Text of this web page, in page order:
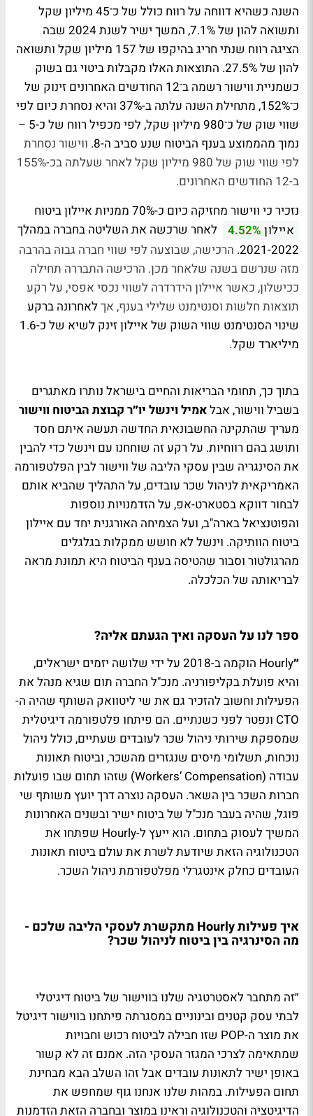
השנה כשהיא דווחה על רווח כולל של כ־45 מיליון שקל
ותשואה להון של 7.1%, המשך ישיר לשנת 2024 שבה
הציגה רווח שנתי חריג בהיקפו של 157 מיליון שקל ותשואה
להון של 27.5%. התוצאות האלו מקבלות ביטוי גם בשוק
כשמניית ווישור רשמה ב־12 החודשים האחרונים זינוק של
כ־152%, מתחילת השנה עלתה ב-37% והיא נסחרת כיום לפי
שווי שוק של כ־980 מיליון שקל, לפי מכפיל רווח של כ-5 –
נמוך מהממוצע בענף הביטוח שנע סביב ה-8.
ווישור נסחרת
לפי שווי שוק של 980 מיליון שקל לאחר שעלתה בכ-155%
ב-12 החודשים האחרונים.
נזכיר כי ווישור מחזיקה כיום כ-70% ממניות איילון ביטוח
איילון 4.52% לאחר שרכשה את השליטה בחברה במהלך
2021-2022. הרכישה, שבוצעה לפי שווי חברה גבוה בהרבה
מזה שנרשם בשנה שלאחר מכן. הרכישה התבררה תחילה
ככישלון, כאשר איילון הידרדרה לשווי נכסי אפסי, על רקע
תוצאות חלשות וסנטימנט שלילי בענף, אךלאחרונה ברקע
שינוי הסנטימנט שווי השוק של איילון זינק לשיא של כ-1.6
מיליארד שקל.
בתוך כך, תחומי הבריאות והחיים בישראל נותרו מאתגרים
בשביל ווישור, אבלאמיל וינשל יו״ר קבוצת הביטוח ווישור
מעריך שהתקינה החשבונאית החדשה תעשה איתם חסד
ותושג בהם רווחיות. על רקע זה שוחחנו עם וינשל כדי להבין
את הסינגריה שבין עסקי הליבה של ווישור לבין הפלטפורמה
האמריקאית לניהול שכר עובדים, על התהליך שהביא אותם
לבחור דווקא בסטארט-אפ, על הזדמנויות נוספות
והפוטנציאל בארה"ב, ועל הצמיחה האורגנית יחד עם איילון
ביטוח הוותיקה. וינשל לא חושש ממקלות בגלגלים
מהרגולטור וסבור שהטיסה בענף הביטוח היא תמונת מראה
לבריאותה של הכלכלה.
ספר לנו על העסקה ואיך הגעתם אליה?
״
Hourly הוקמה ב-2018 על ידי שלושה יזמים ישראלים,
והיא פועלת בקליפורניה. מנכ"ל החברה תום שגיא מנהל את
הפעילות וחשוב להזכיר גם את שי ליטוואק השותף שהיה ה-
CTO ונפטר לפני כשנתיים. הם פיתחו פלטפורמה דיגיטלית
שמספקת שירותי ניהול שכר לעובדים שעתיים, כולל ניהול
נוכחות, תשלומי מיסים שנגזרים מהשכר, וביטוח תאונות
עבודה (Workers’ Compensation) שזהו תחום שבו פועלות
חברות השכר בין השאר. העסקה נוצרה דרך יועץ משותף שי
פוגל, שהיה בעבר מנכ"ל של ביטוח ישיר ובשנים האחרונות
המשיך לעסוק בתחום. הוא ייעץ ל-Hourly שפתחו את
הטכנולוגיה הזאת שיודעת לשרת את עולם ביטוח תאונות
העובדים כחלק אינטגרלי מפלטפורמת ניהול השכר.
איך פעילות Hourly מתקשרת לעסקי הליבה שלכם -
מה הסינרגיה בין ביטוח לניהול שכר?
״זה מתחבר לאסטרטגיה שלנו בווישור של ביטוח דיגיטלי
לבתי עסק קטנים ובינוניים במסגרתה פיתחנו בווישור דיגיטל
את מוצר ה-POP שזו חבילה לביטוח רכוש וחבויות
שמתאימה לצרכי המגזר העסקי הזה. אמנם זה לא קשור
באופן ישיר לתאונות עובדים אבל זהו השלב הבא מבחינת
תחום הפעילות. במהות שלנו אנחנו גוף שמחפש את
הדיגיטציה והטכנולוגיה וראינו במוצר ובחברה הזאת הזדמנות